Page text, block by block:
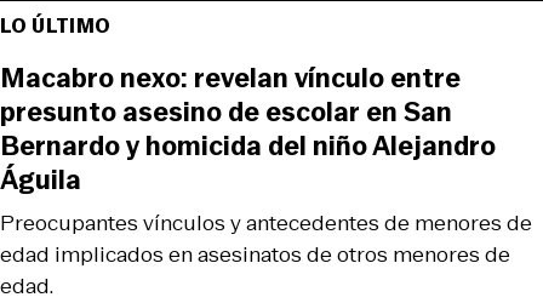
LO ÚLTIMO
Preocupantes vínculos y antecedentes de menores de
edad implicados en asesinatos de otros menores de
edad.
Macabro nexo: revelan vínculo entre
presunto asesino de escolar en San
Bernardo y homicida del niño Alejandro
Águila